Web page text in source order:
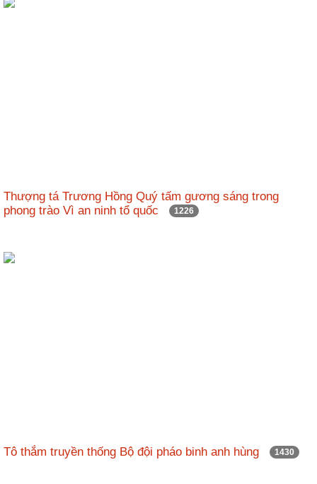
Thượng tá Trương Hồng Quý tấm gương sáng trong
phong trào Vì an ninh tổ quốc
1226
Tô thắm truyền thống Bộ đội pháo binh anh hùng 1430